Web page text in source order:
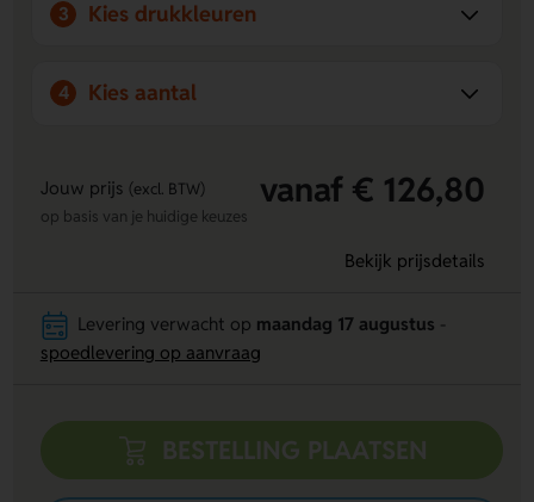
3 Kies drukkleuren
4 Kies aantal
Jouw prijs (excl. BTW) vanaf € 126,80
op basis van je huidige keuzes
Bekijk prijsdetails
Levering verwacht op maandag 17 augustus
spoedlevering op aanvraag
BESTELLING PLAATSEN